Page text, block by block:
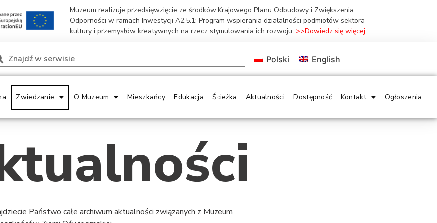
Muzeum realizuje przedsięwzięcie ze środków Krajowego Planu Odbudowy i Zwiększenia
Odporności w ramach Inwestycji A2.5.1: Program wspierania działalności podmiotów sektora
kultury i przemysłów kreatywnych na rzecz stymulowania ich rozwoju. >>Dowiedz się więcej
Polski English
Zwiedzanie O Muzeum Mieszkańcy Edukacja Ścieżka Aktualności Dostępność Kontakt Ogłoszenia
Państwo całe archiwum aktualności związanych z Muzeum